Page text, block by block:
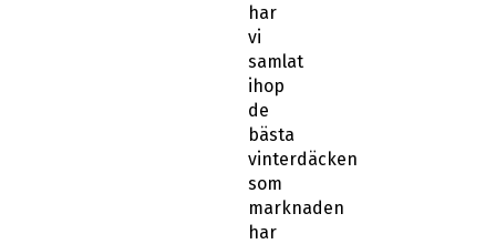
har
vi
samlat
ihop
de
bästa
vinterdäcken
som
marknaden
har